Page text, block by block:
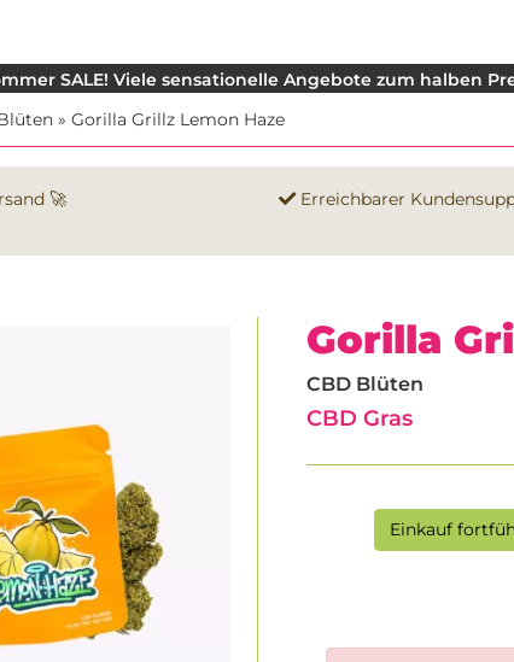
SALE! Viele sensationelle Angebote zum halben
» Gorilla Grillz Lemon Haze
🚀 Erreichbarer
Gorilla
CBD Blüten
CBD Gras
Einkauf